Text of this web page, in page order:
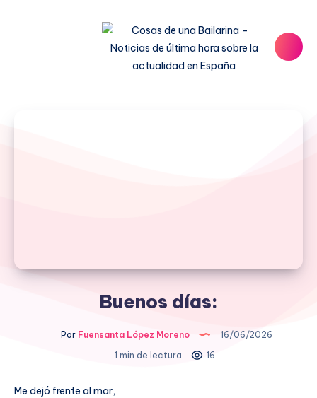
Buenos días:
Por Fuensanta López Moreno
16/06/2026
1 min de lectura
16
Me dejó frente al mar,